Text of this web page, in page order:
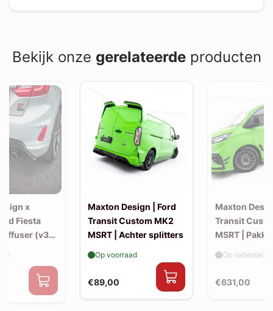
Bekijk onze gerelateerdeproducten
x
Fiesta
(v3)
Maxton Design | Ford
Transit Custom MK2
MSRT | Achter splitters
€89,00
Op voorraad
Maxton
Transit
MSRT |
€631,00
Op